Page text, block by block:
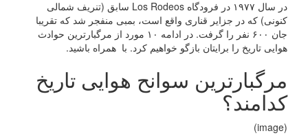
در سال ۱۹۷۷ در فرودگاه Los Rodeos سابق (تنریف شمالی
کنونی) که در جزایر قناری واقع است، بمبی منفجر شد که تقریبا
جان ۶۰۰ نفر را گرفت. در ادامه ۱۰ مورد از مرگبارترین حوادث
هوایی تاریخ را برایتان بازگو خواهیم کرد. با همراه باشید.
مرگبارترین سوانح هوایی تاریخ
کدامند؟
(image)